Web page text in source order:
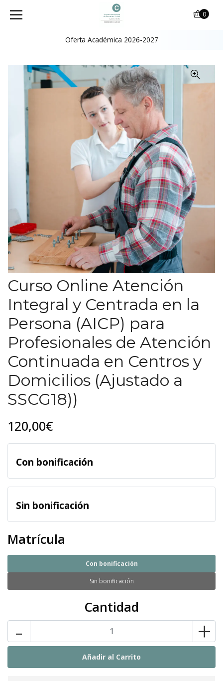
Oferta Académica 2026-2027
0
Curso Online Atención
Integral y Centrada en la
Persona (AICP) para
Profesionales de Atención
Continuada en Centros y
Domicilios (Ajustado a
SSCG18))
120,00€
Con bonificación
Sin bonificación
Matrícula
Con bonificación
Sin bonificación
Cantidad
- +